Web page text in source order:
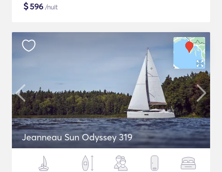
$596 /nuit
Jeanneau Sun Odyssey 319